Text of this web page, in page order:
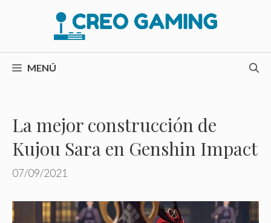
MENÚ
La mejor construcción de
Kujou Sara en Genshin Impact
07/09/2021